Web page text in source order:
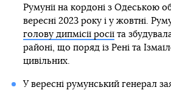
Румунії на кордоні з Одеською
вересні 2023 року і у жовтні.
голову дипмісії росіїта
районі, що поряд із Рені та
цивільних.
У вересні румунський генерал